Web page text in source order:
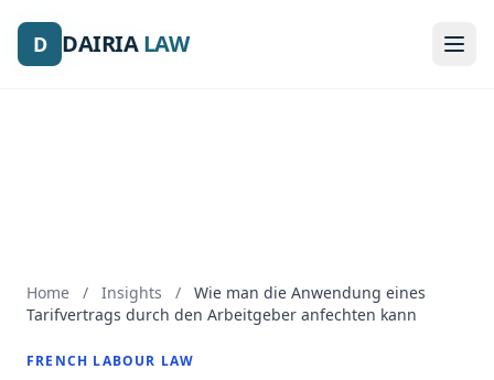
D DAIRIALAW
D DAIRIALAW
Home / Insights /
Wie man die Anwendung eines
Tarifvertrags durch den Arbeitgeber anfechten kann
FRENCH LABOUR LAW